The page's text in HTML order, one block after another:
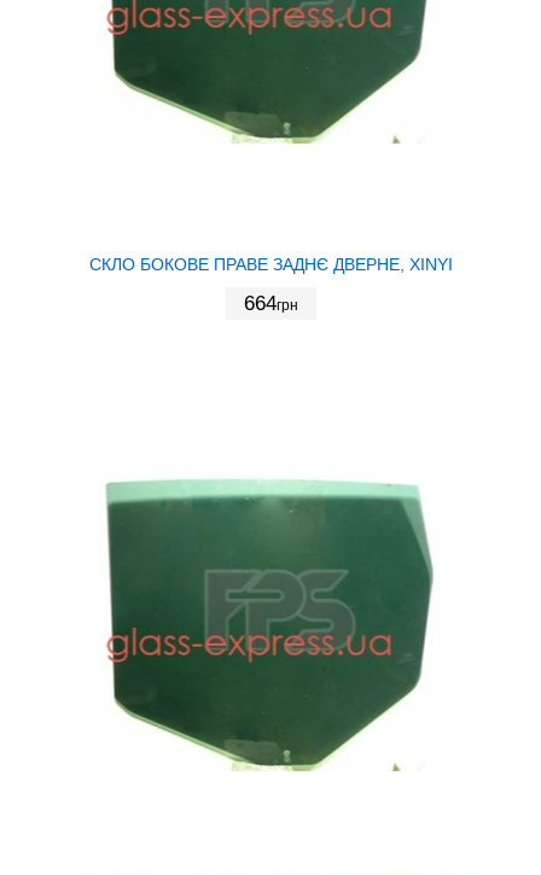
СКЛО БОКОВЕ ПРАВЕ ЗАДНЄ ДВЕРНЕ, XINYI
664грн